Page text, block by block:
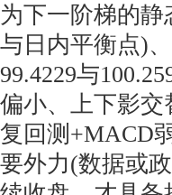
为下一阶梯的静
与日内平衡点)
99.4229与
偏小、上下影交
复回测+MACD
要外力(数据或